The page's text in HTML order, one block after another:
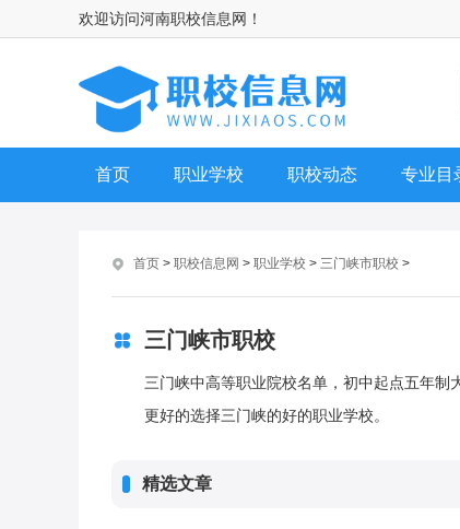
欢迎访问河南职校信息网！
首页 职业学校 职校动态 专业目
首页 > 职校信息网 > 职业学校 > 三门峡市职校 >
三门峡市职校
三门峡中高等职业院校名单，初中起点五年
更好的选择三门峡的好的职业学校。
精选文章